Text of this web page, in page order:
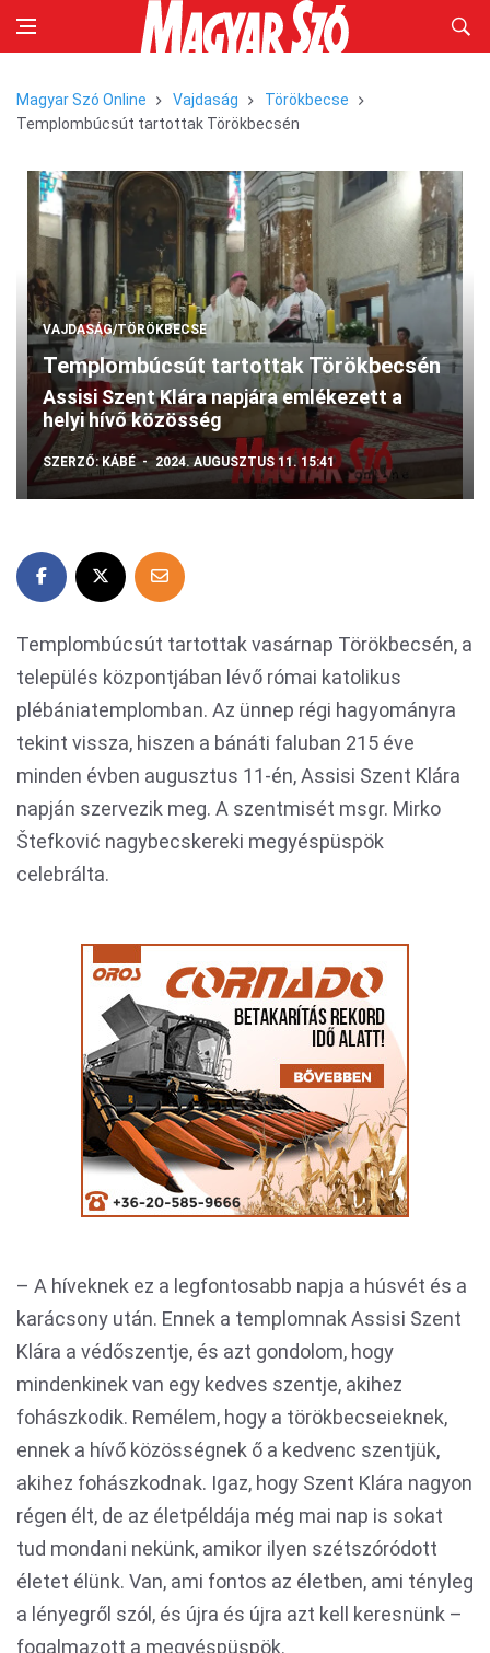
Magyar Szó Online Vajdaság
Törökbecse
Templombúcsút tartottak Törökbecsén
VAJDASÁG/TÖRÖKBECSE
Templombúcsút tartottak Törökbecsén
Assisi Szent Klára napjára emlékezett a
helyi hívő közösség
SZERZŐ:KÁBÉ 2024. AUGUSZTUS 11. 15:41
Templombúcsút tartottak vasárnap Törökbecsén, a
település központjában lévő római katolikus
plébániatemplomban. Az ünnep régi hagyományra
tekint vissza, hiszen a bánáti faluban 215 éve
minden évben augusztus 11-én, Assisi Szent Klára
napján szervezik meg. A szentmisét msgr. Mirko
Štefković nagybecskereki megyéspüspök
celebrálta.
– A híveknek ez a legfontosabb napja a húsvét és a
karácsony után. Ennek a templomnak Assisi Szent
Klára a védőszentje, és azt gondolom, hogy
mindenkinek van egy kedves szentje, akihez
fohászkodik. Remélem, hogy a törökbecseieknek,
ennek a hívő közösségnek ő a kedvenc szentjük,
akihez fohászkodnak. Igaz, hogy Szent Klára nagyon
régen élt, de az életpéldája még mai nap is sokat
tud mondani nekünk, amikor ilyen szétszóródott
életet élünk. Van, ami fontos az életben, ami tényleg
a lényegről szól, és újra és újra azt kell keresnünk –
fogalmazott a megyéspüspök.